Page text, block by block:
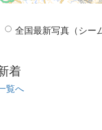
全国最新写真（シー
着
覧へ